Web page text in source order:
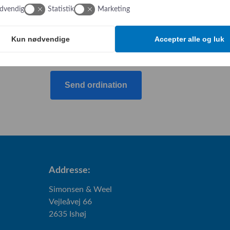
Upload fil
Jeg har læst og accepterer jeres
Send ordination
Addresse:
Simonsen & Weel
Vejleåvej 66
2635 Ishøj
Statistik Marketing
Kun nødvendige Accepter alle og luk